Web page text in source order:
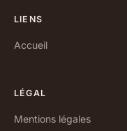
LIENS
Accueil
LÉGAL
Mentions légales